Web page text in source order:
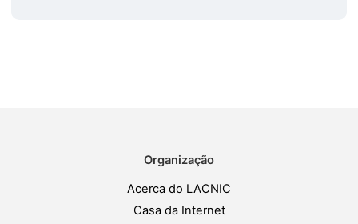
Organização
Acerca do LACNIC
Casa da Internet